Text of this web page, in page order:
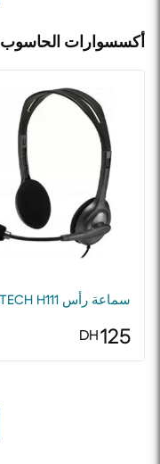
أكسسوارات الحاسوب
سماعة رأس LOGITECH H111
125
DH